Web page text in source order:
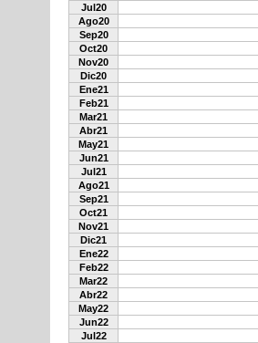
Jul20
Ago20
Sep20
Oct20
Nov20
Dic20
Ene21
Feb21
Mar21
Abr21
May21
Jun21
Jul21
Ago21
Sep21
Oct21
Nov21
Dic21
Ene22
Feb22
Mar22
Abr22
May22
Jun22
Jul22